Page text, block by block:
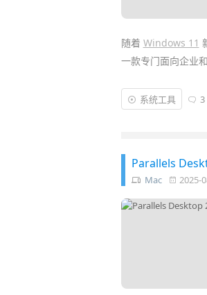
随着 Windows 11
一款专门面向企业
Windows Server
作为内核，进一步
系统工具 3
Parallels
Mac 2025-